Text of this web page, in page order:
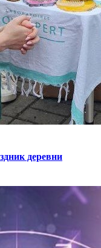
деревни